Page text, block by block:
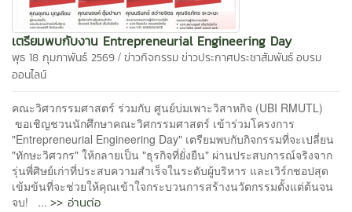
เตรียมพบกับงาน Entrepreneurial Engineering Day
พุธ 18 กุมภาพันธ์ 2569 / ข่าวกิจกรรมข่าวประกาศประชาสัมพันธ์อบรม
ออนไลน์
คณะวิศวกรรมศาสตร์ ร่วมกับ ศูนย์บ่มเพาะวิสาหกิจ (UBI RMUTL)
ขอเชิญชวนนักศึกษาคณะวิศกรรมศาสตร์ เข้าร่วมโครงการ
"Entrepreneurial Engineering Day" เตรียมพบกับกิจกรรมที่จะเปลี่ยน
"ทักษะวิศวกร" ให้กลายเป็น "ธุรกิจที่ยั่งยืน" ผ่านประสบการณ์จริงจาก
รุ่นพี่ศิษย์เก่าที่ประสบความสำเร็จในระดับผู้บริหาร และเวิร์กชอปสุด
เข้มข้นที่จะช่วยให้คุณเข้าใจกระบวนการสร้างนวัตกรรมตั้งแต่ต้นจน
จบ! ... >> อ่านต่อ